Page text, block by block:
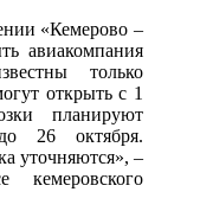
«Кемерово –
авиакомпания
только
открыть с 1
планируют
26 октября.
уточняются», –
кемеровского